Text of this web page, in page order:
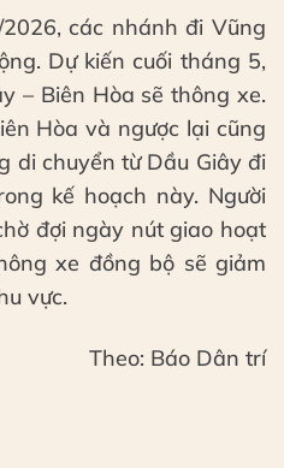
các nhánh đi Vũng
Dự kiến cuối tháng 5,
– Biên Hòa sẽ thông xe.
Hòa và ngược lại cũng
di chuyển từ Dầu Giây đi
kế hoạch này. Người
đợi ngày nút giao hoạt
xe đồng bộ sẽ giảm
vực.
Theo: Báo Dân trí